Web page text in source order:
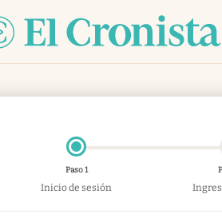
Paso 1
Inicio de sesión